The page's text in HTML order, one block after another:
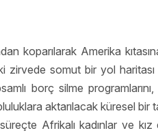
koparılarak Amerika
zirvede somut bir yol
borç silme
aktarılacak küresel bir
Afrikalı kadınlar ve kız